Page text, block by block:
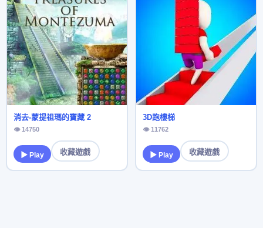
消去-蒙提祖瑪的寶藏 2
👁 14750
▶ Play 收藏遊戲
3D跑樓梯
👁 11762
▶ Play 收藏遊戲